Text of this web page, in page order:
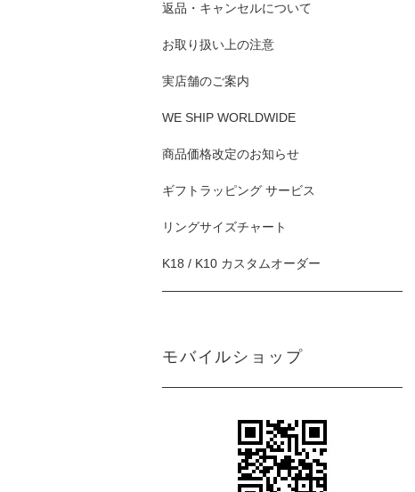
返品・キャンセルについて
お取り扱い上の注意
実店舗のご案内
WE SHIP WORLDWIDE
商品価格改定のお知らせ
ギフトラッピング サービス
リングサイズチャート
K18 / K10 カスタムオーダー
モバイルショップ